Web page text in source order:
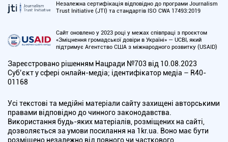
Незалежна сертифікація відповідно до програми Journalism
Trust Initiative (JTI) та стандартів ISO CWA 17493:2019
Сайт оновлено у 2023 році у межах співпраці з проєктом
«Зміцнення громадської довіри в Україні» — UCBI, який
підтримує Агентство США з міжнародного розвитку (USAID)
Зареєстровано рішенням Нацради №703 від 10.08.2023
Cуб’єкт у сфері онлайн-медіа; ідентифікатор медіа – R40-
01168
Усі текстові та медійні матеріали сайту захищені авторськими
правами відповідно до чинного законодавства.
Використання будь-яких матеріалів, розміщених на сайті,
дозволяється за умови посилання на 1kr.ua. Воно має бути
розміщено незалежно від повного чи часткового